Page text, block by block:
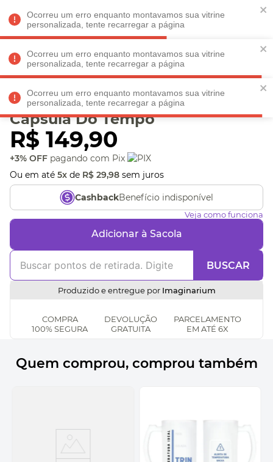
Ocorreu um erro enquanto montavamos sua vitrine
personalizada, tente recarregar a página
Ocorreu um erro enquanto montavamos sua vitrine
personalizada, tente recarregar a página
Ocorreu um erro enquanto montavamos sua vitrine
personalizada, tente recarregar a página
Faltam REGULAMENTO
Veja produtos perto de você! Informe seu CEP
Porta-Retrato Caixa
Cápsula Do Tempo
R$ 149,90
+3% OFF pagando com Pix
Ou em até 5x de R$ 29,98 sem juros
CashbackBenefício indisponível
Veja como funciona
Adicionar à Sacola
BUSCAR
Produzido e entregue por Imaginarium
COMPRA
100% SEGURA
DEVOLUÇÃO
GRATUITA
PARCELAMENTO
EM ATÉ 6X
Quem comprou, comprou também